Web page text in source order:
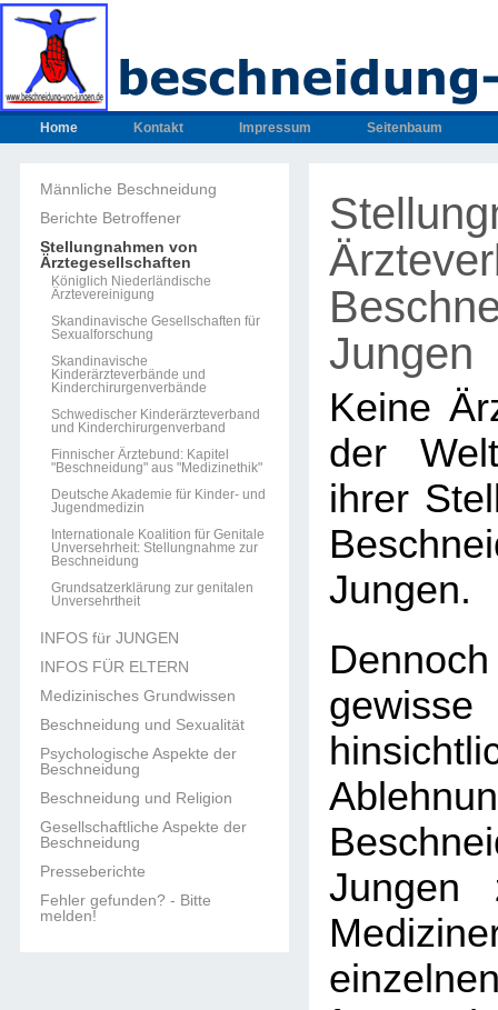
Home Kontakt Impressum Seitenbaum
Männliche Beschneidung
Berichte Betroffener
Stellungnahmen von
Ärztegesellschaften
Königlich Niederländische
Ärztevereinigung
Skandinavische Gesellschaften für
Sexualforschung
Skandinavische
Kinderärzteverbände und
Kinderchirurgenverbände
Schwedischer Kinderärzteverband
und Kinderchirurgenverband
Finnischer Ärztebund: Kapitel
"Beschneidung" aus "Medizinethik"
Deutsche Akademie für Kinder- und
Jugendmedizin
Internationale Koalition für Genitale
Unversehrheit: Stellungnahme zur
Beschneidung
Grundsatzerklärung zur genitalen
Unversehrtheit
INFOS für JUNGEN
INFOS FÜR ELTERN
Medizinisches Grundwissen
Beschneidung und Sexualität
Psychologische Aspekte der
Beschneidung
Beschneidung und Religion
Gesellschaftliche Aspekte der
Beschneidung
Presseberichte
Fehler gefunden? - Bitte
melden!
Jungen
Keine
der
ihrer
Jungen.
Jungen